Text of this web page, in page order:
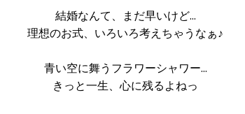
結婚なんて、まだ早いけど…
理想のお式、いろいろ考えちゃうなぁ♪
青い空に舞うフラワーシャワー…
きっと一生、心に残るよねっ